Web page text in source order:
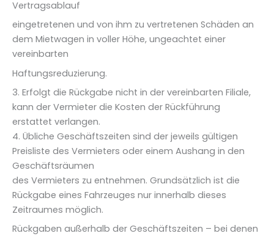
Vertragsablauf
eingetretenen und von ihm zu vertretenen Schäden an
dem Mietwagen in voller Höhe, ungeachtet einer
vereinbarten
Haftungsreduzierung.
3. Erfolgt die Rückgabe nicht in der vereinbarten Filiale,
kann der Vermieter die Kosten der Rückführung
erstattet verlangen.
4. Übliche Geschäftszeiten sind der jeweils gültigen
Preisliste des Vermieters oder einem Aushang in den
Geschäftsräumen
des Vermieters zu entnehmen. Grundsätzlich ist die
Rückgabe eines Fahrzeuges nur innerhalb dieses
Zeitraumes möglich.
Rückgaben außerhalb der Geschäftszeiten – bei denen